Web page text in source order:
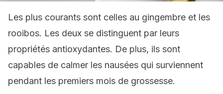
Les plus courants sont celles au gingembre et les
rooibos. Les deux se distinguent par leurs
propriétés antioxydantes. De plus, ils sont
capables de calmer les nausées qui surviennent
pendant les premiers mois de grossesse.